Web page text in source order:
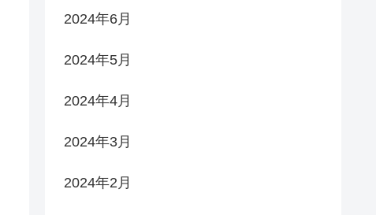
2024年6月
2024年5月
2024年4月
2024年3月
2024年2月